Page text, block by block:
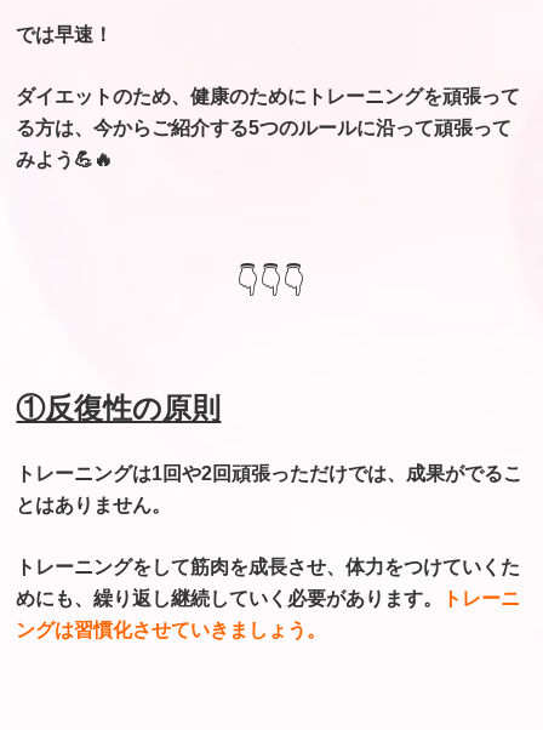
では早速！
ダイエットのため、健康のためにトレーニングを頑張って
る方は、今からご紹介する5つのルールに沿って頑張って
みよう💪🔥
👇👇👇
①反復性の原則
トレーニングは1回や2回頑張っただけでは、 成果がでるこ
とはありません。
トレーニングをして筋肉を成長させ、体力をつけていくた
めにも、繰り返し継続していく必要があります。
トレーニ
ングは習慣化させていきましょう。